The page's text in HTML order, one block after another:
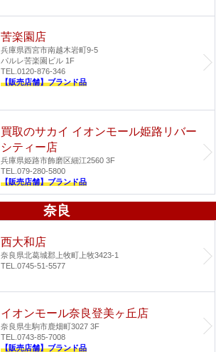
苦楽園店
兵庫県西宮市南越木岩町9-5
パルレ苦楽園ビル 1F
TEL.0120-876-346
【販売店舗】ブランド品
買取のサカイ イオンモール姫路リバー
シティー店
兵庫県姫路市飾磨区細江2560 3F
TEL.079-280-5800
【販売店舗】ブランド品
奈良
西大和店
奈良県北葛城郡上牧町上牧3423-1
TEL.0745-51-5577
イオンモール奈良登美ヶ丘店
奈良県生駒市鹿畑町3027 3F
TEL.0743-85-7008
【販売店舗】ブランド品